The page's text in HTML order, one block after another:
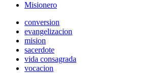
Misionero
conversion
evangelizacion
mision
sacerdote
vida consagrada
vocacion